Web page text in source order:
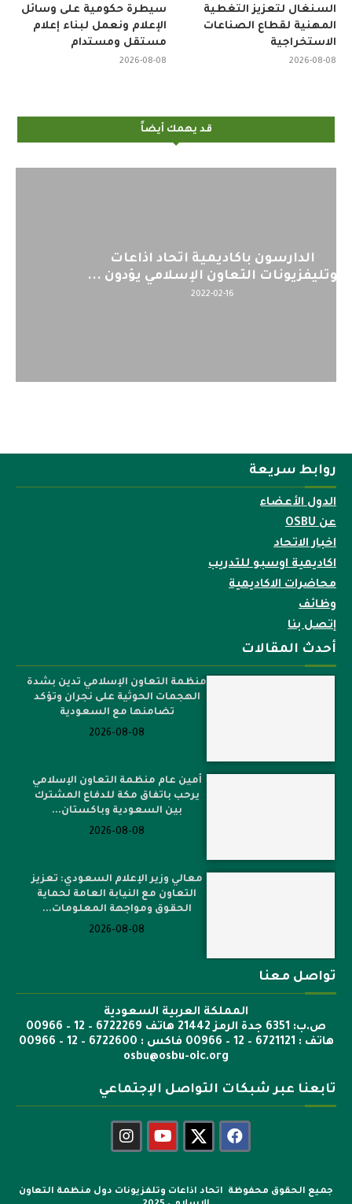
سيطرة حكومية على وسائل
الإعلام ونعمل لبناء إعلام
مستقل ومستدام
2026-08-08
السنغال لتعزيز التغطية
المهنية لقطاع الصناعات
الاستخراجية
2026-08-08
قد يهمك أيضاً
اليوم : المشاركة بالاجتماع التحضيري
لمنظمي قمة اسيا...
روابط سريعة
الدول الأعضاء
عن OSBU
اخبار الاتحاد
اكاديمية اوسبو للتدريب
محاضرات الاكاديمية
وظائف
إتصل بنا
أحدث المقالات
منظمة التعاون الإسلامي تدين بشدة
الهجمات الحوثية على نجران وتؤكد
تضامنها مع السعودية
2026-08-08
أمين عام منظمة التعاون الإسلامي
يرحب باتفاق مكة للدفاع المشترك
بين السعودية وباكستان...
2026-08-08
معالي وزير الإعلام السعودي: تعزيز
التعاون مع النيابة العامة لحماية
الحقوق ومواجهة المعلومات...
2026-08-08
تواصل معنا
المملكة العربية السعودية
ص.ب: 6351 جدة الرمز 21442 هاتف 6722269 – 12 – 00966
هاتف : 6721121 – 12 – 00966 فاكس : 6722600 – 12 – 00966
osbu@osbu-oic.org
تابعنا عبر شبكات التواصل الإجتماعي
جميع الحقوق محفوظة اتحاد اذاعات وتلفزيونات دول منظمة التعاون